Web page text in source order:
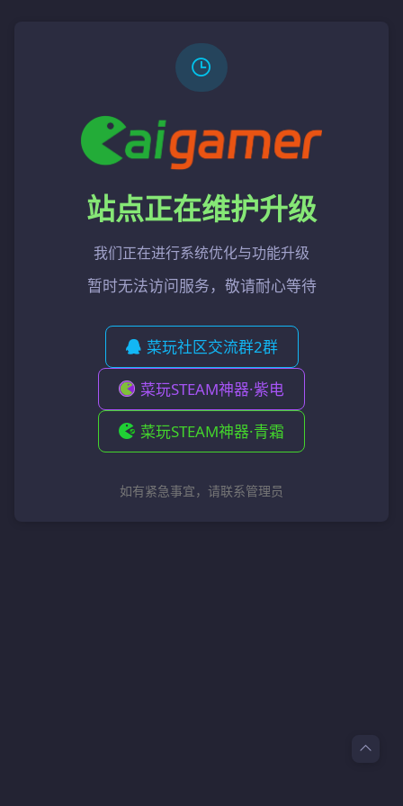
站点正在维护升级
我们正在进行系统优化与功能升级
暂时无法访问服务，敬请耐心等待
菜玩社区交流群2群
菜玩STEAM神器·紫电
菜玩STEAM神器·青霜
如有紧急事宜，请联系管理员